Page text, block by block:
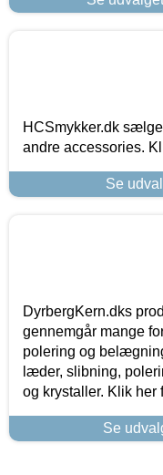
HCSmykker.dk
andre accessories.
Se
DyrbergKern.dks
gennemgår mange
polering og
læder, slibning,
og krystaller. Klik her
Se